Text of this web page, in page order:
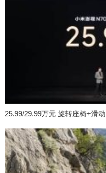
25.99/29.99万元 旋转座椅+滑